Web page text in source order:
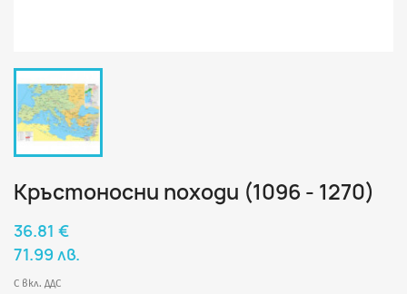
Кръстоносни походи (1096 - 1270)
36.81 €
71.99 лв.
С вкл. ДДС